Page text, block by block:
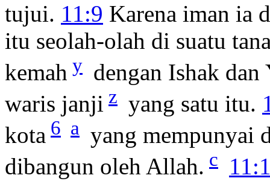
tujui. 11:9 Karena iman ia
itu seolah-olah di suatu
kemah y dengan Ishak
waris janji z yang satu itu.
kota 6 a yang mempunyai
dibangun oleh Allah. c